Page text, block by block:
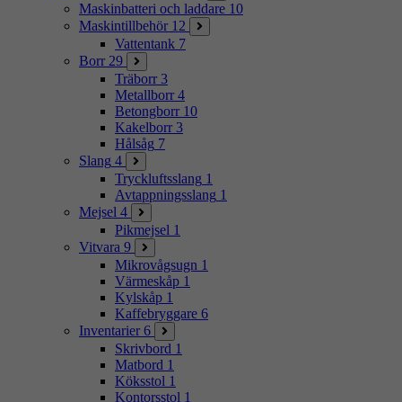
Maskinbatteri och laddare 10
Maskintillbehör 12
Vattentank 7
Borr 29
Träborr 3
Metallborr 4
Betongborr 10
Kakelborr 3
Hålsåg 7
Slang 4
Tryckluftsslang 1
Avtappningsslang 1
Mejsel 4
Pikmejsel 1
Vitvara 9
Mikrovågsugn 1
Värmeskåp 1
Kylskåp 1
Kaffebryggare 6
Inventarier 6
Skrivbord 1
Matbord 1
Köksstol 1
Kontorsstol 1